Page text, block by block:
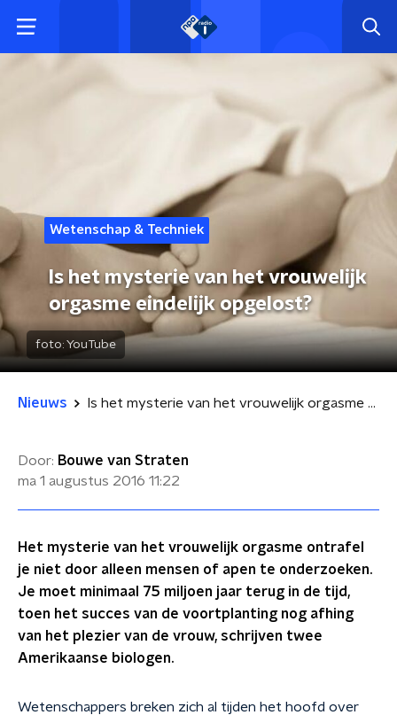
Wetenschap & Techniek
Is het mysterie van het vrouwelijk
orgasme eindelijk opgelost?
foto: YouTube
Nieuws Is het mysterie van het vrouwelijk orgasme eindelijk opgelost?
Door: Bouwe van Straten
ma 1 augustus 2016 11:22
Het mysterie van het vrouwelijk orgasme ontrafel
je niet door alleen mensen of apen te onderzoeken.
Je moet minimaal 75 miljoen jaar terug in de tijd,
toen het succes van de voortplanting nog afhing
van het plezier van de vrouw, schrijven twee
Amerikaanse biologen.
Wetenschappers breken zich al tijden het hoofd over